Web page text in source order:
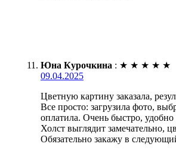
Юна Курочкина : ★ ★ ★ ★ ★
09.04.2025
Цветную картину заказала,
Все просто: загрузила фото,
оплатила. Очень быстро, удобно
Холст выглядит замечательно,
Обязательно закажу в